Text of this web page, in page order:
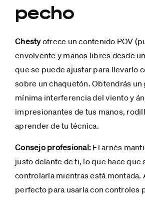
pecho
Chestyofrece un contenido POV
envolvente y manos libres desde
que se puede ajustar para llevarlo
sobre un chaquetón. Obtendrás un
mínima interferencia del viento y
impresionantes de tus manos,
aprender de tu técnica.
Consejo profesional: El arnés
justo delante de ti, lo que hace que
controlarla mientras está montada.
perfecto para usarla con controles